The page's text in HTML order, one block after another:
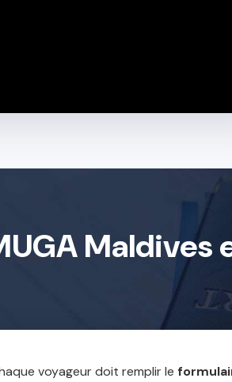
Maldives
voyageur doit remplir le